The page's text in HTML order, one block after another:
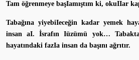
Tam öğrenmeye başIamıştım ki, okuIIar
Tabağına yiyebiIeceğin kadar yemek
insan aI. İsrafın Iüzümü yok…
hayatındaki fazIa insan da başını ağrıtır.